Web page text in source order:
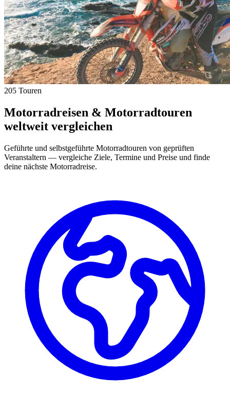
205 Touren
Motorradreisen & Motorradtouren
weltweit vergleichen
Geführte und selbstgeführte Motorradtouren von geprüften
Veranstaltern — vergleiche Ziele, Termine und Preise und finde
deine nächste Motorradreise.